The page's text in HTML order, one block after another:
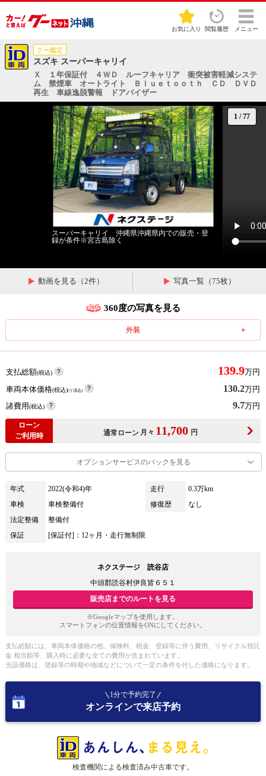
お気に入り 閲覧履歴 メニュー
グー鑑定
スズキ スーパーキャリイ
Ｘ １年保証付 ４ＷＤ ルーフキャリア 衝突被害軽減システ
ム 禁煙車 オートライト Ｂｌｕｅｔｏｏｔｈ ＣＤ ＤＶＤ
再生 車線逸脱警報 ドアバイザー
1 /77
スーパーキャリイ 沖縄県沖縄県内での販売・登
録が条件※宮古島除く
動画を見る（2件） 写真一覧（75枚）
360度の写真を見る
外装
支払総額(税込) 139.9万円
車両本体価格(税込)(リ済込) 130.2万円
諸費用(税込) 9.7万円
ローン
ご利用時
通常ローン 月々 11,700 円
オプションサービスのパックを見る
年式 2022(令和4)年 走行
0.3万km
車検
車検整備付 修復歴
なし
法定整備
整備付
保証
[保証付]：12ヶ月・走行無制限
ネクステージ 読谷店
中頭郡読谷村伊良皆６５１
販売店までのルートを見る
※Googleマップを使用します。
スマートフォンの位置情報をONにしてください。
支払総額には、車両本体価格の他、保険料、税金、登録等に伴う費用、リサイクル預託
金 相当額等、購入時に必要な全ての費用が含まれています。
当該価格は、登録等の時期や地域などについて一定の条件を付した価格になります。
1分で予約完了
オンラインで来店予約
検査機関による検査済み中古車です。